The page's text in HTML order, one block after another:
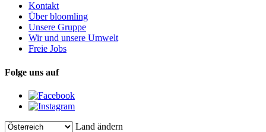
Kontakt
Über bloomling
Unsere Gruppe
Wir und unsere Umwelt
Freie Jobs
Folge uns auf
Land ändern